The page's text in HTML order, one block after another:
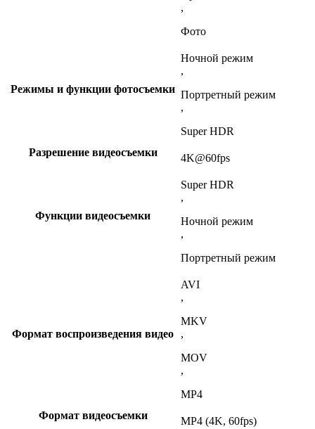
,
Фото
Режимы и функции фотосъемки
Ночной режим
,
Портретный режим
,
Super HDR
Разрешение видеосъемки
4K@60fps
Функции видеосъемки
Super HDR
,
Ночной режим
,
Портретный режим
Формат воспроизведения видео
AVI
,
MKV
,
MOV
,
MP4
Формат видеосъемки
MP4 (4K, 60fps)